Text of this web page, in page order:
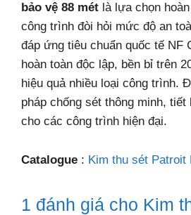
bảo vệ 88 mét là lựa chọn
công trình đòi hỏi mức độ an
đáp ứng tiêu chuẩn quốc tế NF
hoàn toàn độc lập, bền bỉ trên
hiệu quả nhiều loại công trình.
pháp chống sét thông minh,
cho các công trình hiện đại.
Catalogue : Kim thu sét Patroit
1 đánh giá cho Kim